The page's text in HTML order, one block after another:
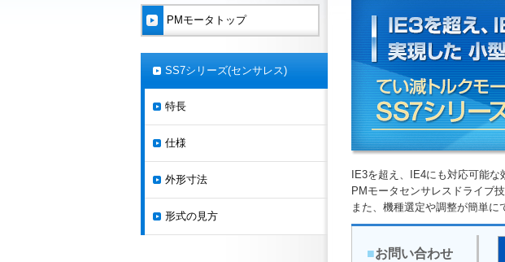
IE3を超え、IE4にも対応可能
PMモータセンサレスドライブ
また、機種選定や調整が簡単に
■お問い合わせ
PMモータトップ
SS7シリーズ(センサレス)
特長
仕様
外形寸法
形式の見方